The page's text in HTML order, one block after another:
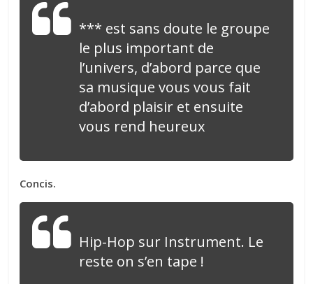
*** est sans doute le groupe
le plus important de
l’univers, d’abord parce que
sa musique vous vous fait
d’abord plaisir et ensuite
vous rend heureux
Concis.
Hip-Hop sur Instrument. Le
reste on s’en tape !